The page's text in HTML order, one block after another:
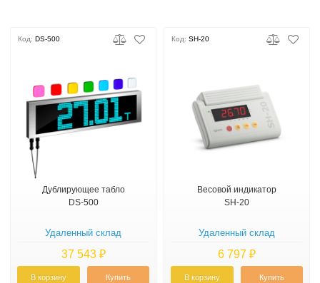
Код: DS-500
Дублирующее табло
DS-500
Удаленный склад
37 543 ₽
В корзину Купить
Код: SH-20
Весовой индикатор
SH-20
Удаленный склад
6 797 ₽
В корзину Купить